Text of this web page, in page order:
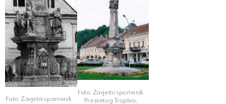
Foto: Zavjetni spomenik
Foto: Zavjetni spomenik
Presvetog Trojstva,